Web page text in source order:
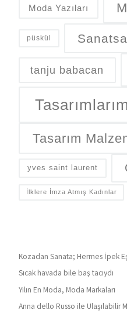
Moda Yazıları
püskül
tanju babacan
Tasarımlarım
Tasarım
yves saint laurent
İlklere İmza Atmış Kadınlar
Kozadan Sanata; Hermes İpek
Sıcak havada bile baş tacıydı
Yılın En Moda, Moda Markaları
Anna dello Russo ile Ulaşılabilir